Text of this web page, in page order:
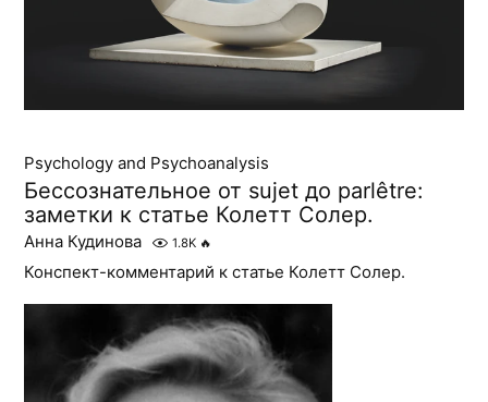
Psychology and Psychoanalysis
Бессознательное от sujet до parlêtre:
заметки к статье Колетт Солер.
Анна Кудинова 1.8K 🔥
Конспект-комментарий к статье Колетт Солер.